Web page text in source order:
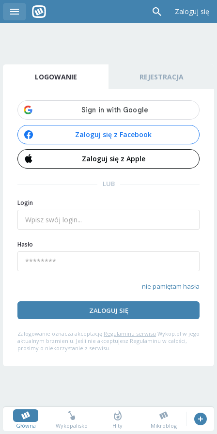
Zaloguj się
LOGOWANIE REJESTRACJA
Zaloguj się z Facebook
Zaloguj się z Apple
LUB
Login
Hasło
nie pamiętam hasła
ZALOGUJ SIĘ
Zalogowanie oznacza akceptację Regulaminu serwisu Wykop.pl w jego
aktualnym brzmieniu. Jeśli nie akceptujesz Regulaminu w całości,
prosimy o niekorzystanie z serwisu.
Główna Wykopalisko Hity Mikroblog